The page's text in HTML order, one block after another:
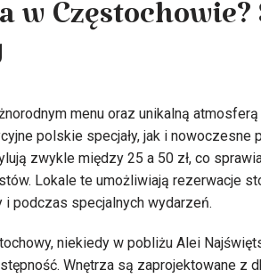
Częstochowie?
menu oraz unikalną
polskie specjały, jak i nowoczesne
zwykle między 25 a 50 zł, co
Lokale te umożliwiają rezerwacje
podczas specjalnych wydarzeń.
niekiedy w pobliżu Alei
Wnętrza są zaprojektowane z